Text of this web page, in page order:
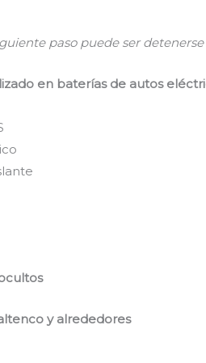
paso puede ser
en baterías de autos
y alrededores